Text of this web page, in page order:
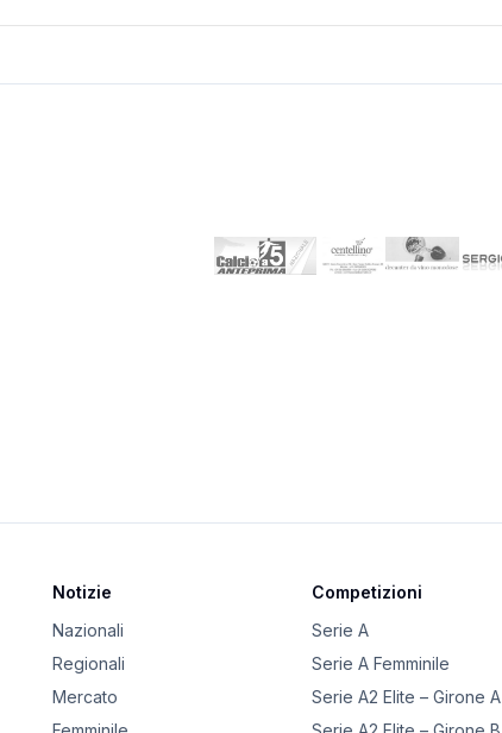
Notizie
Nazionali
Regionali
Mercato
Competizioni
Serie A
Serie A Femminile
Serie A2 Elite – Girone A